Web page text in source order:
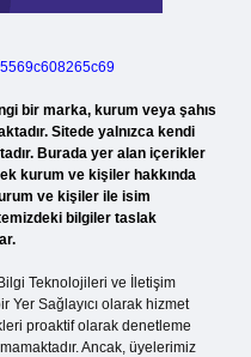
bir marka, kurum veya şahıs
Sitede yalnızca kendi
Burada yer alan içerikler
kurum ve kişiler hakkında
ve kişiler ile isim
bilgiler taslak
Teknolojileri ve İletişim
Yer Sağlayıcı olarak hizmet
proaktif olarak denetleme
Ancak, üyelerimiz